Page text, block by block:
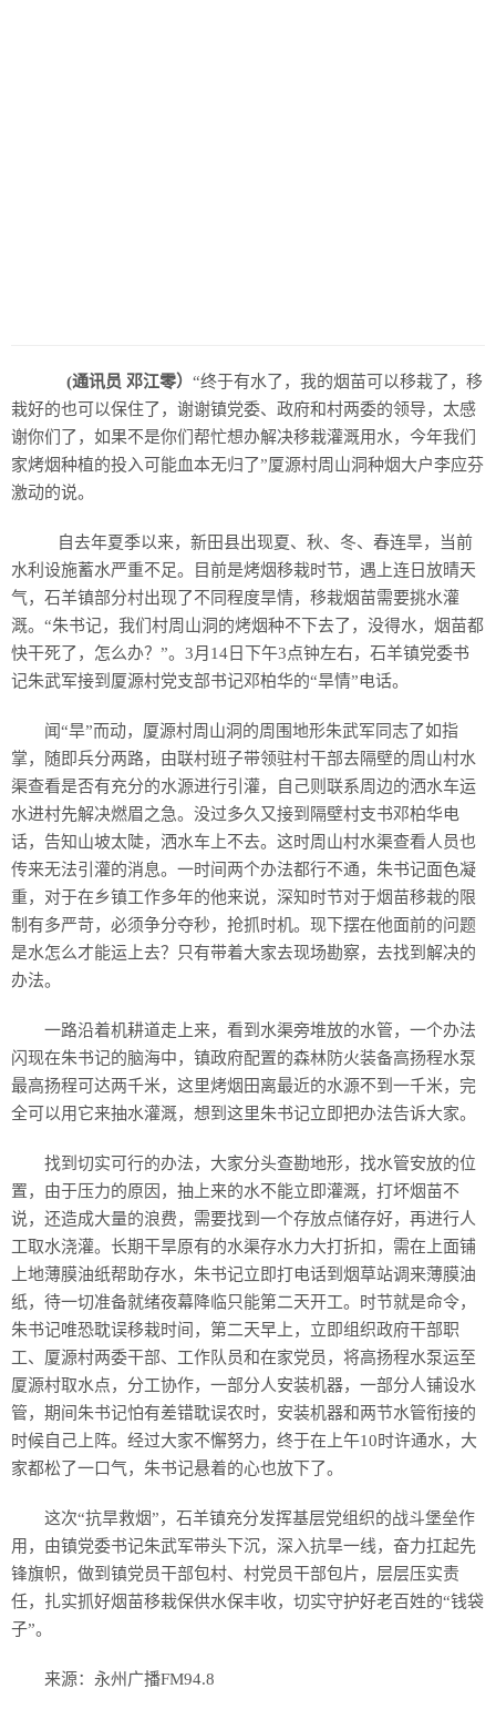
(通讯员 邓江零） “终于有水了，我的烟苗可以移栽了，移
栽好的也可以保住了，谢谢镇党委、政府和村两委的领导，太感
谢你们了，如果不是你们帮忙想办解决移栽灌溉用水，今年我们
家烤烟种植的投入可能血本无归了”厦源村周山洞种烟大户李应芬
激动的说。
自去年夏季以来，新田县出现夏、秋、冬、春连旱，当前
水利设施蓄水严重不足。目前是烤烟移栽时节，遇上连日放晴天
气，石羊镇部分村出现了不同程度旱情，移栽烟苗需要挑水灌
溉。“朱书记，我们村周山洞的烤烟种不下去了，没得水，烟苗都
快干死了，怎么办？”。3月14日下午3点钟左右，石羊镇党委书
记朱武军接到厦源村党支部书记邓柏华的“旱情”电话。
闻“旱”而动，厦源村周山洞的周围地形朱武军同志了如指
掌，随即兵分两路，由联村班子带领驻村干部去隔壁的周山村水
渠查看是否有充分的水源进行引灌，自己则联系周边的洒水车运
水进村先解决燃眉之急。没过多久又接到隔壁村支书邓柏华电
话，告知山坡太陡，洒水车上不去。这时周山村水渠查看人员也
传来无法引灌的消息。一时间两个办法都行不通，朱书记面色凝
重，对于在乡镇工作多年的他来说，深知时节对于烟苗移栽的限
制有多严苛，必须争分夺秒，抢抓时机。现下摆在他面前的问题
是水怎么才能运上去？只有带着大家去现场勘察，去找到解决的
办法。
一路沿着机耕道走上来，看到水渠旁堆放的水管，一个办法
闪现在朱书记的脑海中，镇政府配置的森林防火装备高扬程水泵
最高扬程可达两千米，这里烤烟田离最近的水源不到一千米，完
全可以用它来抽水灌溉，想到这里朱书记立即把办法告诉大家。
找到切实可行的办法，大家分头查勘地形，找水管安放的位
置，由于压力的原因，抽上来的水不能立即灌溉，打坏烟苗不
说，还造成大量的浪费，需要找到一个存放点储存好，再进行人
工取水浇灌。长期干旱原有的水渠存水力大打折扣，需在上面铺
上地薄膜油纸帮助存水，朱书记立即打电话到烟草站调来薄膜油
纸，待一切准备就绪夜幕降临只能第二天开工。时节就是命令，
朱书记唯恐耽误移栽时间，第二天早上，立即组织政府干部职
工、厦源村两委干部、工作队员和在家党员，将高扬程水泵运至
厦源村取水点，分工协作，一部分人安装机器，一部分人铺设水
管，期间朱书记怕有差错耽误农时，安装机器和两节水管衔接的
时候自己上阵。经过大家不懈努力，终于在上午10时许通水，大
家都松了一口气，朱书记悬着的心也放下了。
这次“抗旱救烟”，石羊镇充分发挥基层党组织的战斗堡垒作
用，由镇党委书记朱武军带头下沉，深入抗旱一线，奋力扛起先
锋旗帜，做到镇党员干部包村、村党员干部包片，层层压实责
任，扎实抓好烟苗移栽保供水保丰收，切实守护好老百姓的“钱袋
子”。
来源：永州广播FM94.8